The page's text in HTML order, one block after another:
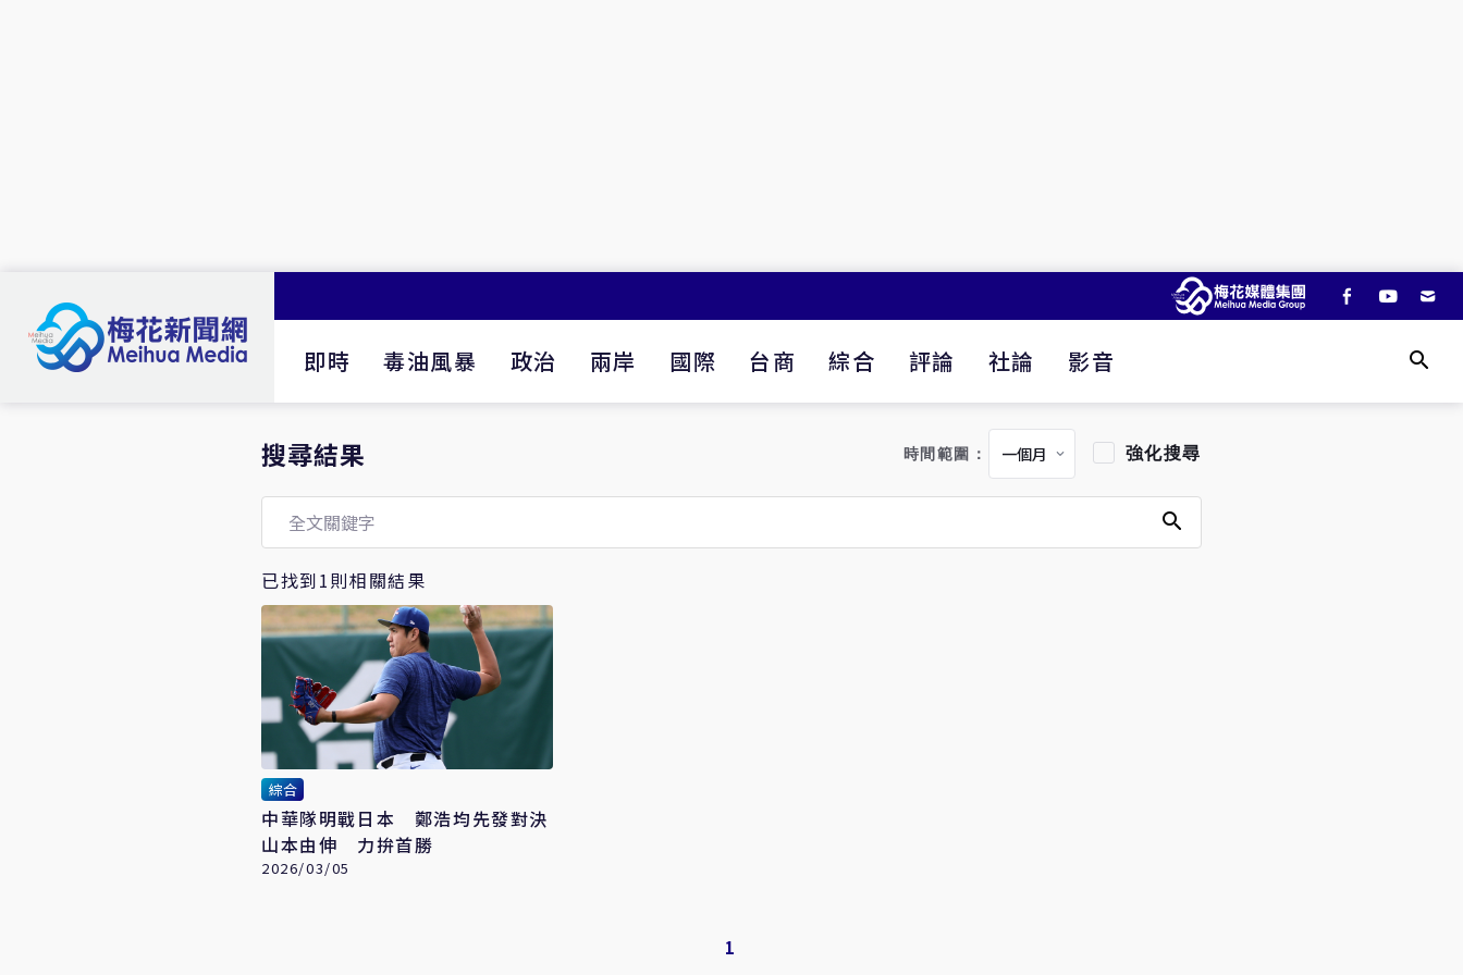
即時 毒油風暴 政治 兩岸 國際 台商 綜合 評論 社論 影音
搜尋結果 時間範圍： 強化搜尋
已找到1則相關結果
綜合
中華隊明戰日本 鄭浩均先發對決
山本由伸 力拚首勝
2026/03/05
1